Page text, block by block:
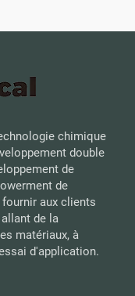
chimique
double
de
de
aux clients
de la
matériaux, à
d'application.